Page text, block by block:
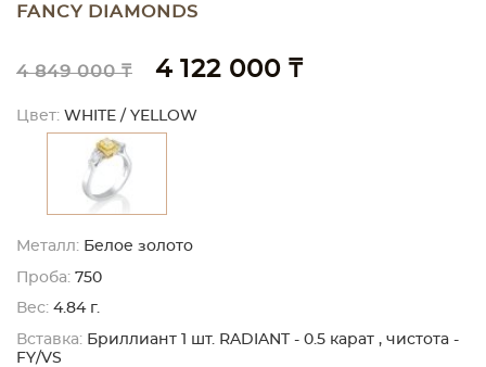
FANCY DIAMONDS
4 849 000 ₸ 4 122 000 ₸
Цвет: WHITE / YELLOW
Металл: Белое золото
Проба: 750
Вес: 4.84 г.
Вставка: Бриллиант 1 шт. RADIANT - 0.5 карат , чистота -
FY/VS